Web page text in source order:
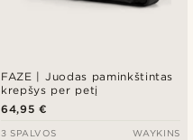
FAZE | Juodas paminkštintas
krepšys per petį
64,95 €
3 SPALVOS WAYKINS